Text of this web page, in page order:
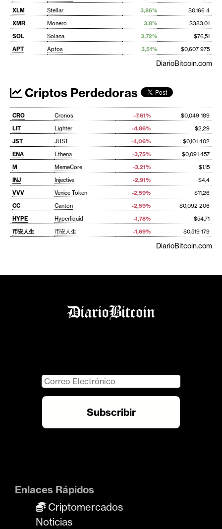
XLM
Stellar 3,86%
$0,166 4
XMR
Monero 3,8%
$383,01
SOL
Solana 3,72%
$76,51
APT
Aptos 3,51% $0,607 975
DiarioBitcoin.com
Criptos Perdedoras
CRO Cronos -7,61%
$0,049 189
LIT
Lighter -4,86%
$2,29
JST
JUST -4,06%
$0,101 402
ENA
Ethena -3,75%
$0,091 457
M
MemeCore -3,21%
$1,15
INJ
Injective -2,91%
$4,4
VVV
Venice Token -2,59%
$11,26
CC
Canton -2,59%
$0,092 206
HYPE
Hyperliquid -1,78%
$54,71
币安人生
币安人生 -1,69% $0,519 179
DiarioBitcoin.com
Enlaces Rápidos
Criptomercados
Noticias